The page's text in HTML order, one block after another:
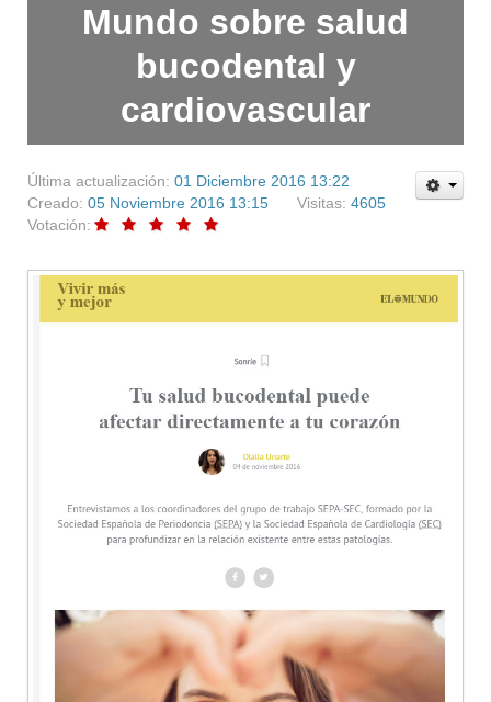
Mundo sobre salud
bucodental y
cardiovascular
Última actualización: 01 Diciembre 2016 13:22
Creado: 05 Noviembre 2016 13:15 Visitas: 4605
Votación: